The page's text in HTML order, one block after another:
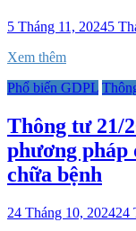
5 Tháng 11, 20245
Xem thêm
Phổ biến GDPL
Thông tư 21/
phương pháp
chữa bệnh
24 Tháng 10, 202424